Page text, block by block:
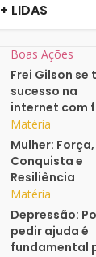
+ LIDAS
Boas Ações
Frei Gilson se
sucesso na
internet com
Matéria
Mulher: Força,
Conquista e
Resiliência
Matéria
Depressão:
pedir ajuda é
fundamental